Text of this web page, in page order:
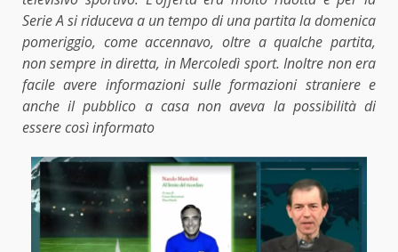
Serie A si riduceva a un tempo di una partita la domenica
pomeriggio, come accennavo, oltre a qualche partita,
non sempre in diretta, in Mercoledì sport. Inoltre non era
facile avere informazioni sulle formazioni straniere e
anche il pubblico a casa non aveva la possibilità di
essere così informato